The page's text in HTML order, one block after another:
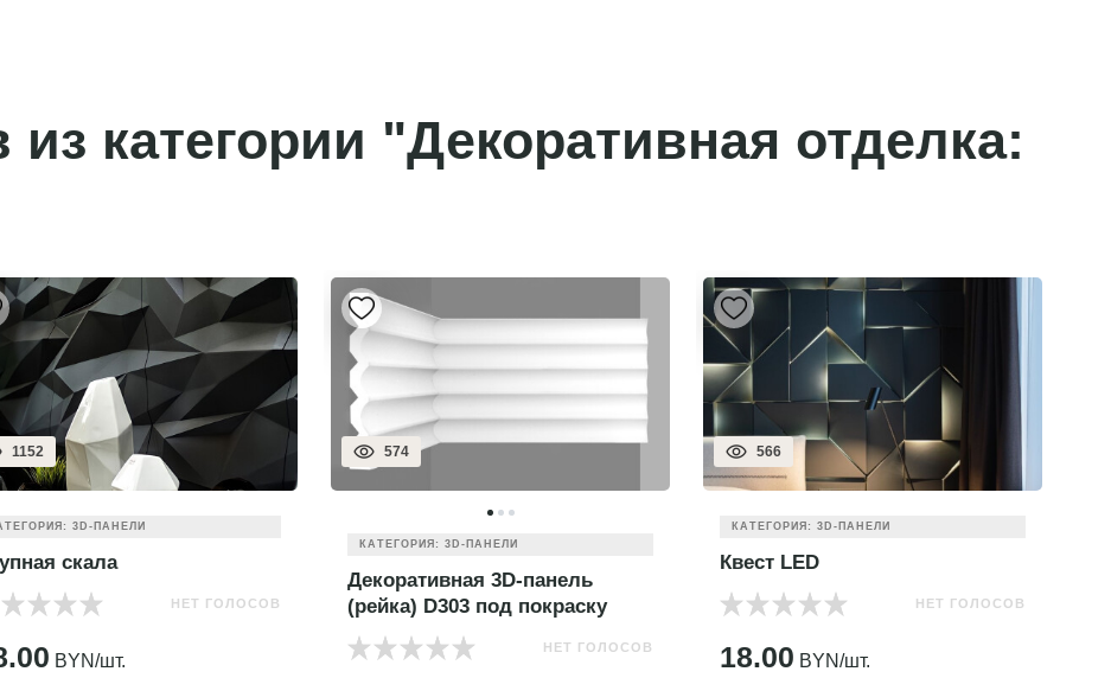
категории "Декоративная отделка:
1152
3D-ПАНЕЛИ
скала
НЕТ ГОЛОСОВ
BYN/шт.
574
КАТЕГОРИЯ: 3D-ПАНЕЛИ
Декоративная 3D-панель
(рейка) D303 под покраску
НЕТ ГОЛОСОВ
566
КАТЕГОРИЯ: 3D-ПАНЕЛИ
Квест LED
НЕТ ГОЛОСОВ
18.00 BYN/шт.